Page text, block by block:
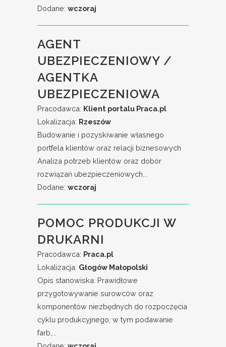
Dodane: wczoraj
AGENT
UBEZPIECZENIOWY /
AGENTKA
UBEZPIECZENIOWA
Pracodawca: Klient portalu Praca.pl
Lokalizacja: Rzeszów
Budowanie i pozyskiwanie własnego
portfela klientów oraz relacji biznesowych
Analiza potrzeb klientów oraz dobór
rozwiązań ubezpieczeniowych...
Dodane: wczoraj
POMOC PRODUKCJI W
DRUKARNI
Pracodawca: Praca.pl
Lokalizacja: Głogów Małopolski
Opis stanowiska: Prawidłowe
przygotowywanie surowców oraz
komponentów niezbędnych do rozpoczęcia
cyklu produkcyjnego, w tym podawanie
farb,...